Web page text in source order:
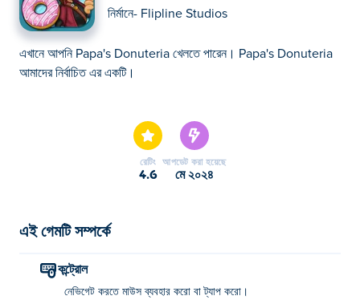
নির্মানে- Flipline Studios
এখানে আপনি Papa's Donuteria খেলতে পারেন। Papa's Donuteria
আমাদের নির্বাচিত এর একটি।
রেটিং
4.6
আপডেট করা হয়েছে
মে ২০২৪
এই গেমটি সম্পর্কে
কন্ট্রোল
নেভিগেট করতে মাউস ব্যবহার করো বা ট্যাপ করো।